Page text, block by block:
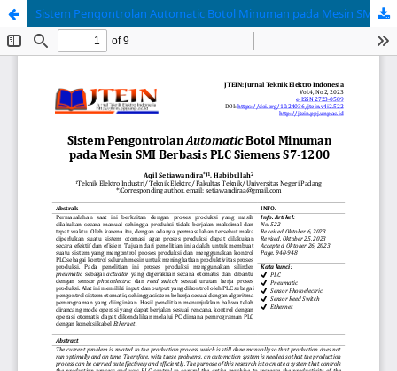
Sistem Pengontrolan Automatic Botol Minuman pada Mesin SMI Berbasis PLC Siemens S7-1200